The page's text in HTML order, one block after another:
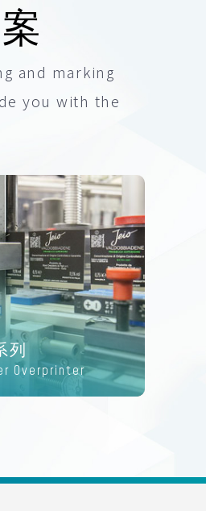
and marking
you with the
列
Overprinter